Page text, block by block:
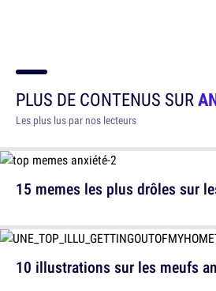
PLUS DE CONTENUS SUR
Les plus lus par nos lecteurs
15 memes les plus drôles sur
10 illustrations sur les meufs